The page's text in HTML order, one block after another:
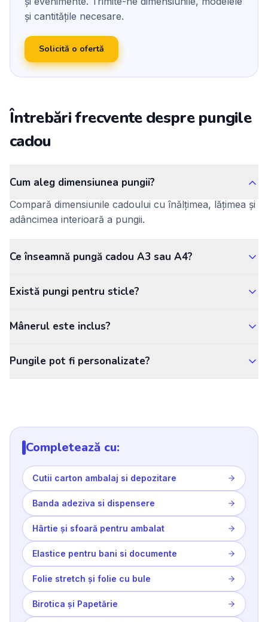
și cantitățile necesare.
Solicită o ofertă
Întrebări frecvente despre pungile
cadou
Cum aleg dimensiunea pungii?
Compară dimensiunile cadoului cu înălțimea, lățimea și
adâncimea interioară a pungii.
Ce înseamnă pungă cadou A3 sau A4?
Există pungi pentru sticle?
Mânerul este inclus?
Pungile pot fi personalizate?
Completează cu:
Cutii carton ambalaj si depozitare
Banda adeziva si dispensere
Hârtie și sfoară pentru ambalat
Elastice pentru bani si documente
Folie stretch și folie cu bule
Birotica și Papetărie